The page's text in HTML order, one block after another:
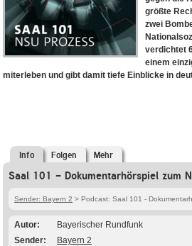
größte
zwei
verdichtet
einem
miterleben und gibt damit tiefe Einblicke in
Info Folgen Mehr
Saal 101 - Dokumentarhörspiel zum
Sender: Bayern 2 > Podcast: Saal 101 -
Autor
Bayerischer Rundfunk
Sender
Bayern 2